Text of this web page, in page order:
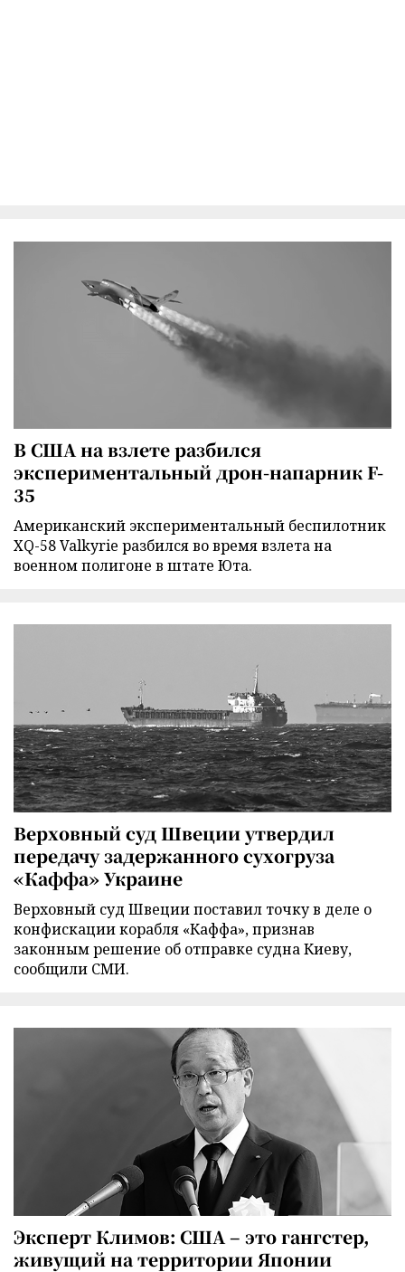
В США на взлете разбился
экспериментальный дрон-напарник F-
35
Американский экспериментальный беспилотник
XQ-58 Valkyrie разбился во время взлета на
военном полигоне в штате Юта.
Верховный суд Швеции утвердил
передачу задержанного сухогруза
«Каффа» Украине
Верховный суд Швеции поставил точку в деле о
конфискации корабля «Каффа», признав
законным решение об отправке судна Киеву,
сообщили СМИ.
Эксперт Климов: США – это гангстер,
живущий на территории Японии